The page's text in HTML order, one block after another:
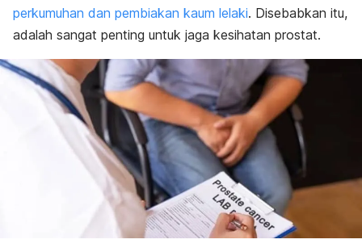
perkumuhan dan pembiakan kaum lelaki. Disebabkan itu,
adalah sangat penting untuk jaga kesihatan prostat.